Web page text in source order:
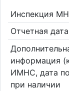
Инспекция
Отчетная дата
информация
ИМНС, дата
при наличии